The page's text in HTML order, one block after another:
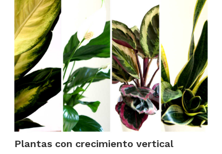
Plantas con crecimiento vertical